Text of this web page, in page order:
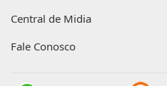
Central de Midia
Fale Conosco